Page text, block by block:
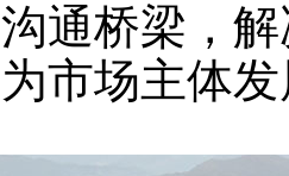
通桥梁，
市场主体